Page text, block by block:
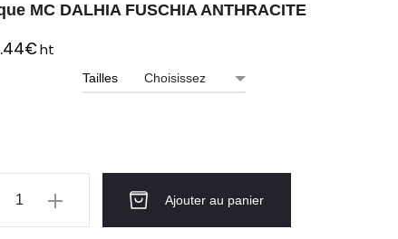
MC DALHIA FUSCHIA ANTHRACITE
€ht
Tailles
Ajouter au panier